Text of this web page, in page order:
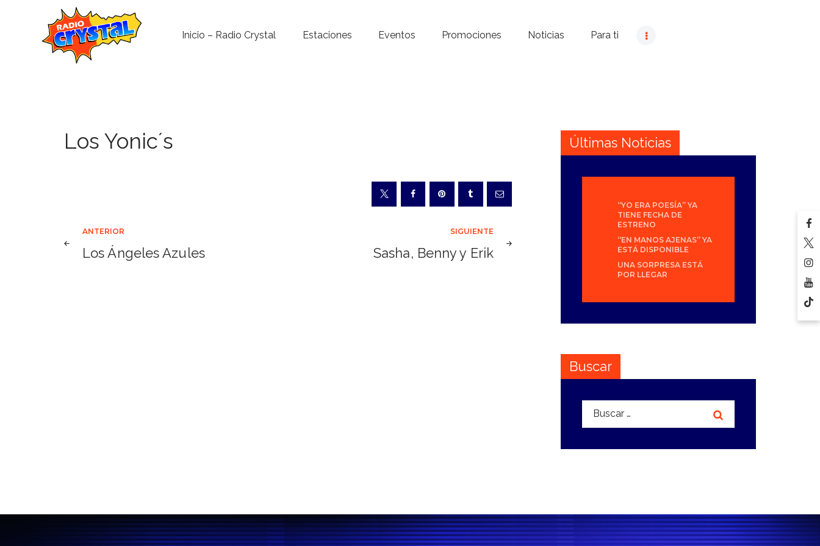
Inicio – Radio Crystal Estaciones Eventos Promociones Noticias Para ti
Los Yonic´s
Navegación
ANTERIOR
Los Ángeles Azules
SIGUIENTE
Sasha, Benny y Erik
Últimas Noticias
“YO ERA POESÍA” YA
TIENE FECHA DE
ESTRENO
“EN MANOS AJENAS” YA
ESTÁ DISPONIBLE
UNA SORPRESA ESTÁ
POR LLEGAR
Buscar
Buscar: